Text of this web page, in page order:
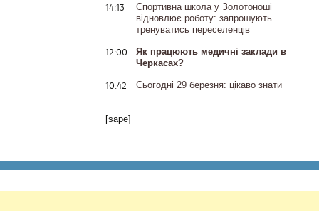
14:13
Спортивна школа у Золотоноші
відновлює роботу: запрошують
тренуватись переселенців
12:00
Як працюють медичні заклади в
Черкасах?
10:42 Сьогодні 29 березня: цікаво знати
[sape]